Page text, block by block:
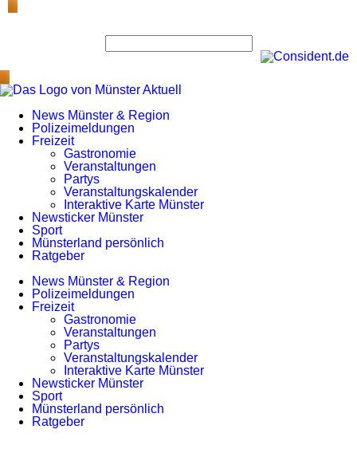
News Münster & Region
Polizeimeldungen
Freizeit
Gastronomie
Veranstaltungen
Partys
Veranstaltungskalender
Interaktive Karte Münster
Newsticker Münster
Sport
Münsterland persönlich
Ratgeber
News Münster & Region
Polizeimeldungen
Freizeit
Gastronomie
Veranstaltungen
Partys
Veranstaltungskalender
Interaktive Karte Münster
Newsticker Münster
Sport
Münsterland persönlich
Ratgeber